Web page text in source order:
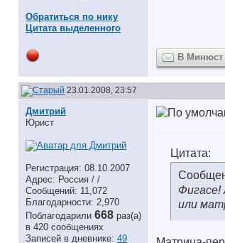
Обратиться по нику
Цитата выделенного
В Минюст
23.01.2008, 23:57
Дмитрий
Юрист
Регистрация: 08.10.2007
Адрес: Россия / /
Сообщений: 11,072
Благодарности: 2,970
Поблагодарили 668 раз(а)
в 420 сообщениях
Записей в дневнике: 49
Цитата:
Фигасе!
или